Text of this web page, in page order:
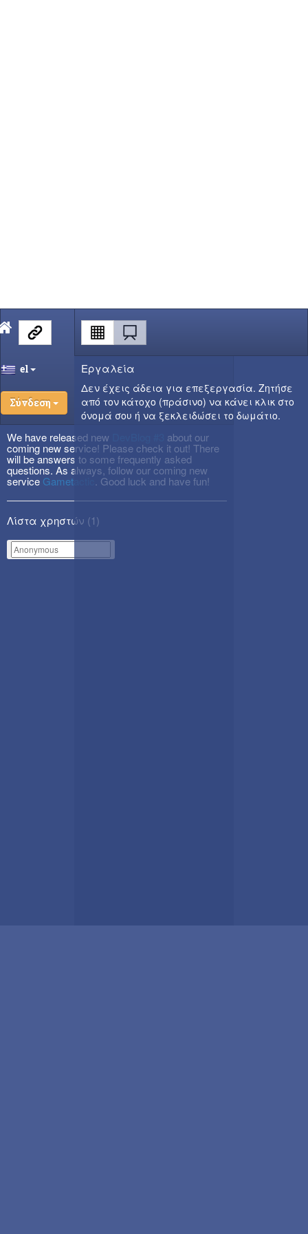
el
Σύνδεση
We have released new about our
coming new service! Please check it out! There
will be answers to some frequently asked
questions. As always, follow our coming new
service Gametactic. Good luck and have fun!
Λίστα χρηστών (1)
Εργαλεία
Δεν έχεις άδεια για επεξεργασία. Ζητήσε
από τον κάτοχο (πράσινο) να κάνει κλικ στο
όνομά σου ή να ξεκλειδώσει το δωμάτιο.